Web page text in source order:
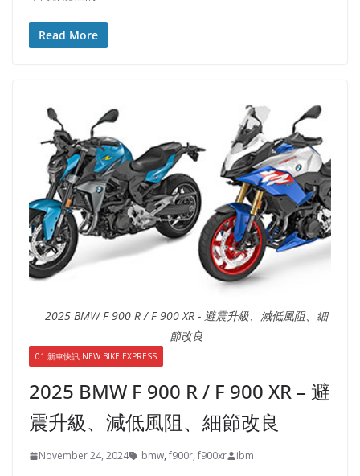
Read More
2025 BMW F 900 R / F 900 XR - 避震升級、減低風阻、細
節改良
01 新車快訊 NEW BIKE EXPRESS
2025 BMW F 900 R / F 900 XR – 避
震升級、減低風阻、細節改良
November 24, 2024 bmw, f900r, f900xr ibm